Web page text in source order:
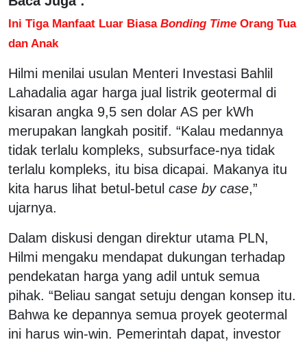
Ini Tiga Manfaat Luar Biasa Bonding Time Orang Tua
dan Anak
Hilmi menilai usulan Menteri Investasi Bahlil
Lahadalia agar harga jual listrik geotermal di
kisaran angka 9,5 sen dolar AS per kWh
merupakan langkah positif. “Kalau medannya
tidak terlalu kompleks, subsurface-nya tidak
terlalu kompleks, itu bisa dicapai. Makanya itu
kita harus lihat betul-betul case by case,”
ujarnya.
Dalam diskusi dengan direktur utama PLN,
Hilmi mengaku mendapat dukungan terhadap
pendekatan harga yang adil untuk semua
pihak. “Beliau sangat setuju dengan konsep itu.
Bahwa ke depannya semua proyek geotermal
ini harus win-win. Pemerintah dapat, investor